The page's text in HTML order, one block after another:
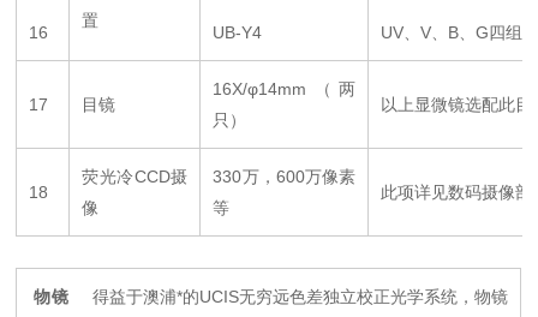
16
置
UB-Y4 UV、V、B、G四组
17 目镜
16X/φ14mm（两
只）
以上显微镜选配此
18
荧光冷CCD摄
像
330万，600万像素
等
此项详见数码摄像
物镜得益于澳浦*的UCIS无穷远色差独立校正光学系统，物镜